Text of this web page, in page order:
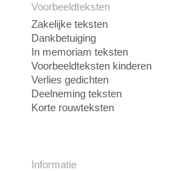
Voorbeeldteksten
Zakelijke teksten
Dankbetuiging
In memoriam teksten
Voorbeeldteksten kinderen
Verlies gedichten
Deelneming teksten
Korte rouwteksten
Informatie